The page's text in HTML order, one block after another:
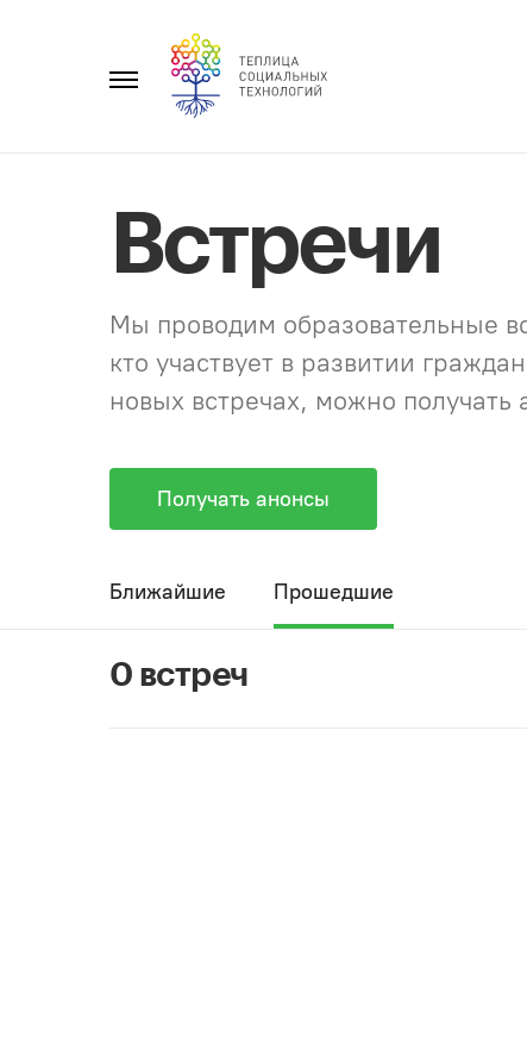
Главное
Встречи
Мы проводим образовательные
кто участвует в развитии
новых встречах, можно получать
Получать анонсы
Ближайшие Прошедшие
0 встреч